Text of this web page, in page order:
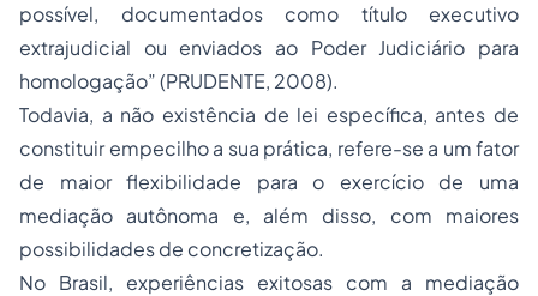
possível, documentados como título executivo
extrajudicial ou enviados ao Poder Judiciário para
homologação” (PRUDENTE, 2008).
Todavia, a não existência de lei específica, antes de
constituir empecilho a sua prática, refere-se a um fator
de maior flexibilidade para o exercício de uma
mediação autônoma e, além disso, com maiores
possibilidades de concretização.
No Brasil, experiências exitosas com a mediação